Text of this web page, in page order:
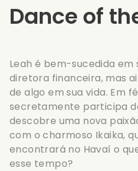
Dance of
Leah é bem-sucedida
diretora financeira, mas
de algo em sua vida. Em
secretamente participa
descobre uma nova
com o charmoso Ikaika,
encontrará no Havaí o
esse tempo?